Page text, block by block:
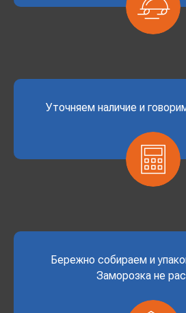
Уточняем наличие и
Бережно собираем и
Заморозка не